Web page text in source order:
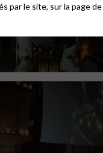
par le site, sur la page de